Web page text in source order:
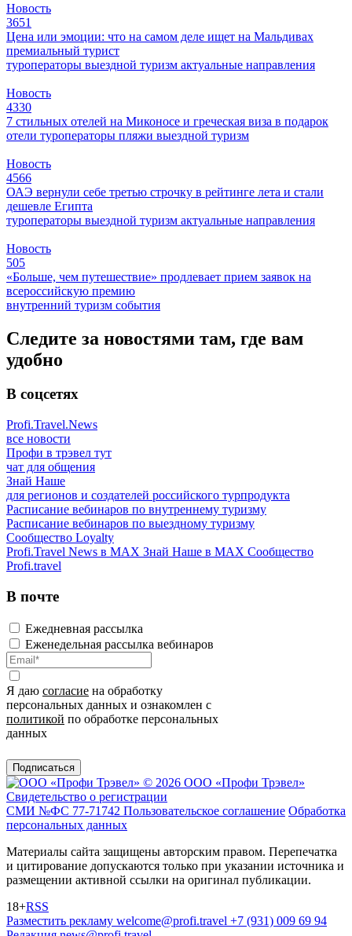
Новость
3651
Цена или эмоции: что на самом деле ищет на Мальдивах
премиальный турист
туроператоры выездной туризм актуальные направления
Новость
4330
7 стильных отелей на Миконосе и греческая виза в подарок
отели туроператоры пляжи выездной туризм
Новость
4566
ОАЭ вернули себе третью строчку в рейтинге лета и стали
дешевле Египта
туроператоры выездной туризм актуальные направления
Новость
505
«Больше, чем путешествие» продлевает прием заявок на
всероссийскую премию
внутренний туризм события
Следите за новостями там, где вам
удобно
В соцсетях
Profi.Travel.News
все новости
Профи в трэвел тут
чат для общения
Знай Наше
для регионов и создателей российского турпродукта
Расписание вебинаров по внутреннему туризму
Расписание вебинаров по выездному туризму
Сообщество Loyalty
Profi.Travel News в MAX Знай Наше в MAX Сообщество
Profi.travel
В почте
Ежедневная рассылка
Еженедельная рассылка вебинаров
Я даю согласие на обработку
персональных данных и ознакомлен с
политикой по обработке персональных
данных
Подписаться
© 2026 ООО «Профи Трэвeл»
Свидетельство о регистрации
СМИ №ФС 77-71742 Пользовательское соглашение Обработка
персональных данных
Материалы сайта защищены авторским правом. Перепечатка
и цитирование допускаются только при указании источника и
размещении активной ссылки на оригинал публикации.
18+RSS
Разместить рекламу welcome@profi.travel +7 (931) 009 69 94